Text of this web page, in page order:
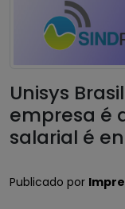
Unisys
empresa é
salarial é
Publicado por